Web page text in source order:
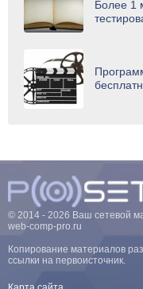
Более 1
© 2014 - 2026 Ваш сетевой
web-comp-pro.ru
Копирование материалов
ссылки на первоисточник.